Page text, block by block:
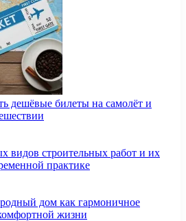
дешёвые билеты на самолёт и
видов строительных работ и их
практике
дом как гармоничное
жизни